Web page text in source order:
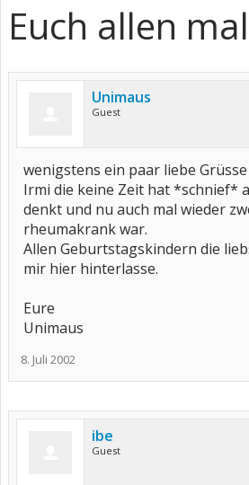
Euch allen mal
Unimaus
Guest
wenigstens ein paar liebe
Irmi die keine Zeit hat *schnief*
denkt und nu auch mal wieder
rheumakrank war.
Allen Geburtstagskindern die
mir hier hinterlasse.
Eure
Unimaus
8. Juli 2002
ibe
Guest